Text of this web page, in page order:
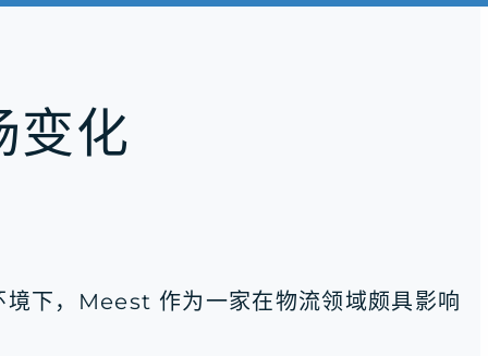
变化
下，Meest 作为一家在物流领域颇具影响